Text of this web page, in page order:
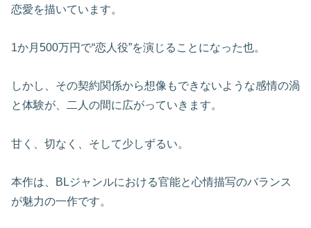
恋愛を描いています。
1か月500万円で“恋人役”を演じることになった也。
しかし、その契約関係から想像もできないような感情の渦
と体験が、二人の間に広がっていきます。
甘く、切なく、そして少しずるい。
本作は、BLジャンルにおける官能と心情描写のバランス
が魅力の一作です。